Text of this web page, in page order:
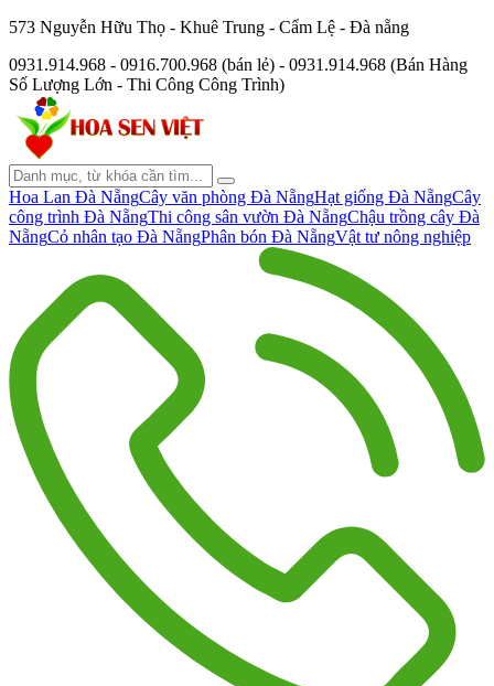
573 Nguyễn Hữu Thọ - Khuê Trung - Cẩm Lệ - Đà nẵng
0931.914.968 - 0916.700.968 (bán lẻ) - 0931.914.968 (Bán Hàng
Số Lượng Lớn - Thi Công Công Trình)
Hoa Lan Đà NẵngCây văn phòng Đà NẵngHạt giống Đà NẵngCây
công trình Đà NẵngThi công sân vườn Đà NẵngChậu trồng cây Đà
NẵngCỏ nhân tạo Đà NẵngPhân bón Đà NẵngVật tư nông nghiệp